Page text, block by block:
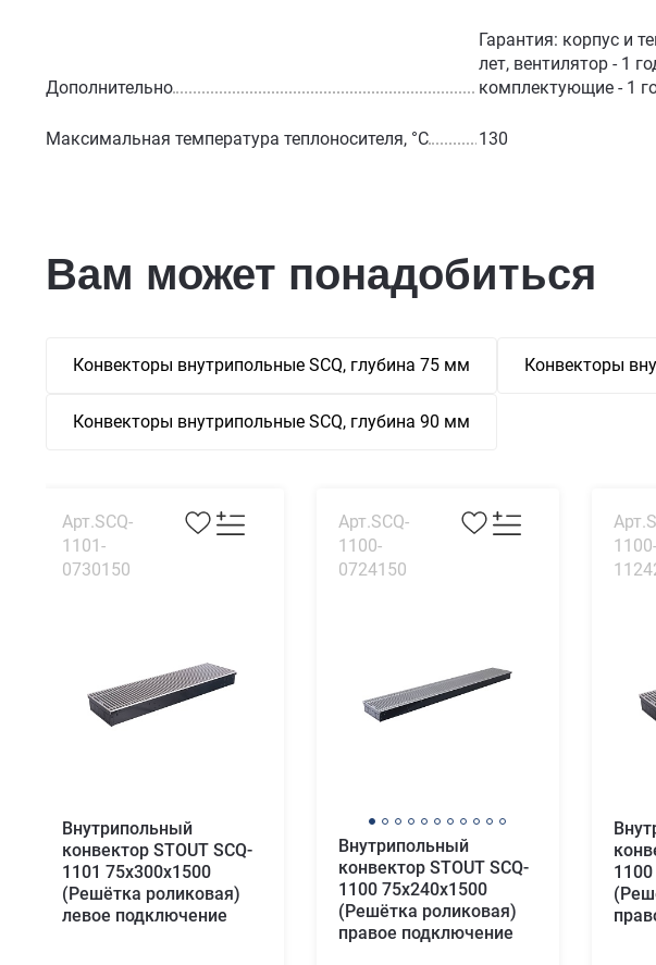
Дополнительно
Гарантия: корпус и
лет, вентилятор - 1
комплектующие - 1
Максимальная температура теплоносителя, °С 130
Вам может понадобиться
Конвекторы внутрипольные SCQ, глубина 75 мм Конвекторы
Конвекторы внутрипольные SCQ, глубина 90 мм
Арт.SCQ-
1101-
0730150
Внутрипольный
конвектор STOUT SCQ-
1101 75х300х1500
(Решётка роликовая)
левое подключение
Арт.SCQ-
1100-
0724150
Внутрипольный
конвектор STOUT SCQ-
1100 75х240х1500
(Решётка роликовая)
правое подключение
1100-